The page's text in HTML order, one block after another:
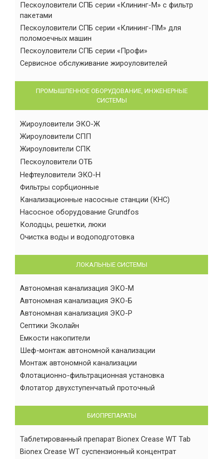
Пескоуловители СПБ серии «Клининг-М» с фильтр
пакетами
Пескоуловители СПБ серии «Клининг-ПМ» для
поломоечных машин
Пескоуловители СПБ серии «Профи»
Сервисное обслуживание жироуловителей
ПРОМЫШЛЕННОЕ ОБОРУДОВАНИЕ, ИНЖЕНЕРНЫЕ
СИСТЕМЫ
Жироуловители ЭКО-Ж
Жироуловители СПП
Жироуловители СПК
Пескоуловители ОТБ
Нефтеуловители ЭКО-Н
Фильтры сорбционные
Канализационные насосные станции (КНС)
Насосное оборудование Grundfos
Колодцы, решетки, люки
Очистка воды и водоподготовка
ЛОКАЛЬНЫЕ СИСТЕМЫ
Автономная канализация ЭКО-М
Автономная канализация ЭКО-Б
Автономная канализация ЭКО-Р
Септики Эколайн
Емкости накопители
Шеф-монтаж автономной канализации
Монтаж автономной канализации
Флотационно-фильтрационная установка
Флотатор двухступенчатый проточный
БИОПРЕПАРАТЫ
Таблетированный препарат Bionex Crease WT Tab
Bionex Crease WT суспензионный концентрат